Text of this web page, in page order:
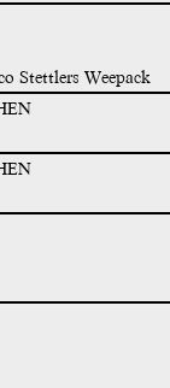
Stettlers Weepack